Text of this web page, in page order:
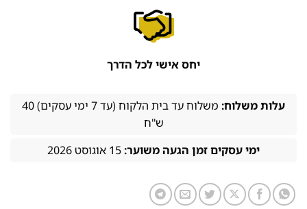
יחס אישי לכל הדרך
עלות משלוח:
משלוח עד בית הלקוח (עד 7 ימי עסקים) 40
ש''ח
ימי עסקים זמן הגעה משוער:15 אוגוסט 2026